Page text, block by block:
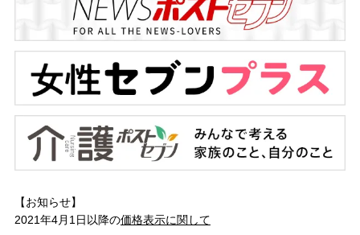
【お知らせ】
2021年4月1日以降の価格表示に関して